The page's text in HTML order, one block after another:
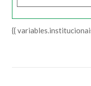
{{